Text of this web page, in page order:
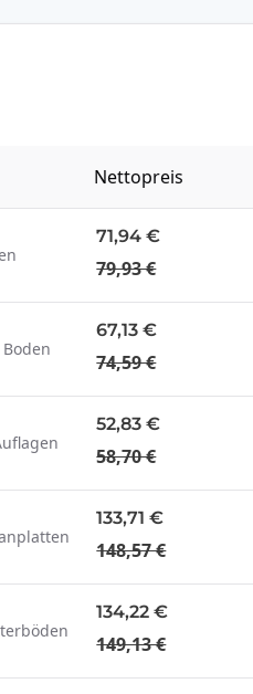
Nettopreis
71,94 €
79,93 €
67,13 €
74,59 €
52,83 €
58,70 €
133,71 €
148,57 €
134,22 €
149,13 €